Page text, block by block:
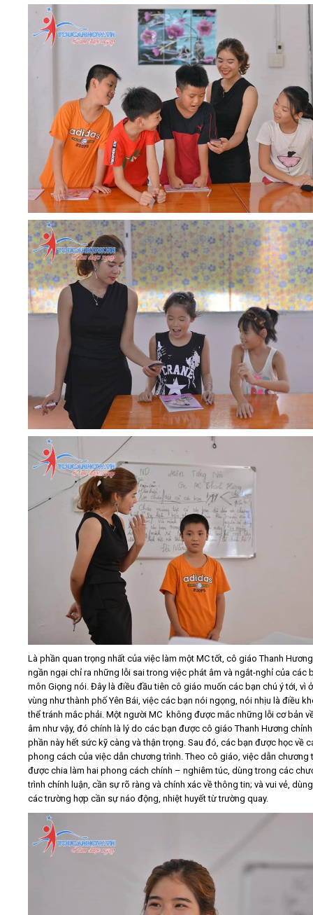
Là phần quan trọng nhất của việc làm một MC tốt, cô giáo Thanh
ngần ngại chỉ ra những lỗi sai trong việc phát âm và ngắt-nghỉ của các
môn Giọng nói. Đây là điều đầu tiên cô giáo muốn các bạn chú ý tới, vì
vùng như thành phố Yên Bái, việc các bạn nói ngọng, nói nhịu là điều
thể tránh mắc phải. Một người MC không được mắc những lỗi cơ bản
âm như vậy, đó chính là lý do các bạn được cô giáo Thanh Hương
phần này hết sức kỹ càng và thận trọng. Sau đó, các bạn được học về
phong cách của việc dẫn chương trình. Theo cô giáo, việc dẫn chương
được chia làm hai phong cách chính – nghiêm túc, dùng trong các
trình chính luận, cần sự rõ ràng và chính xác về thông tin; và vui vẻ,
các trường hợp cần sự náo động, nhiệt huyết từ trường quay.